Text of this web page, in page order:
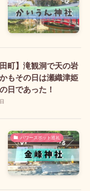
田町】滝観洞で天の岩
もその日は瀬織津姫
日であった！
パワースポット巡礼